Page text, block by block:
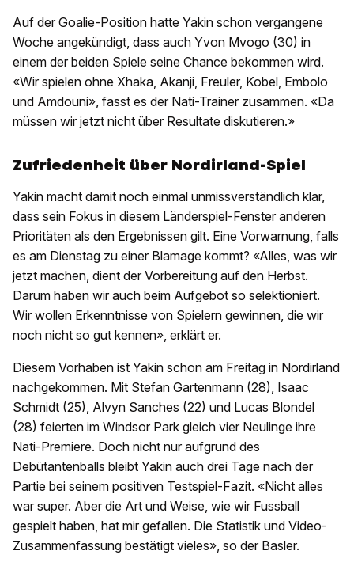
Auf der Goalie-Position hatte Yakin schon vergangene
Woche angekündigt, dass auch Yvon Mvogo (30) in
einem der beiden Spiele seine Chance bekommen wird.
«Wir spielen ohne Xhaka, Akanji, Freuler, Kobel, Embolo
und Amdouni», fasst es der Nati-Trainer zusammen. «Da
müssen wir jetzt nicht über Resultate diskutieren.»
Zufriedenheit über Nordirland-Spiel
Yakin macht damit noch einmal unmissverständlich klar,
dass sein Fokus in diesem Länderspiel-Fenster anderen
Prioritäten als den Ergebnissen gilt. Eine Vorwarnung, falls
es am Dienstag zu einer Blamage kommt? «Alles, was wir
jetzt machen, dient der Vorbereitung auf den Herbst.
Darum haben wir auch beim Aufgebot so selektioniert.
Wir wollen Erkenntnisse von Spielern gewinnen, die wir
noch nicht so gut kennen», erklärt er.
Diesem Vorhaben ist Yakin schon am Freitag in Nordirland
nachgekommen. Mit Stefan Gartenmann (28), Isaac
Schmidt (25), Alvyn Sanches (22) und Lucas Blondel
(28) feierten im Windsor Park gleich vier Neulinge ihre
Nati-Premiere. Doch nicht nur aufgrund des
Debütantenballs bleibt Yakin auch drei Tage nach der
Partie bei seinem positiven Testspiel-Fazit. «Nicht alles
war super. Aber die Art und Weise, wie wir Fussball
gespielt haben, hat mir gefallen. Die Statistik und Video-
Zusammenfassung bestätigt vieles», so der Basler.